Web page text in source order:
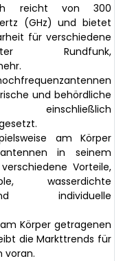
reicht von 300
(GHz) und bietet
für verschiedene
Rundfunk,
und behördliche
am Körper
in seinem
Vorteile,
wasserdichte
individuelle
Körper getragenen
die Markttrends für
voran.